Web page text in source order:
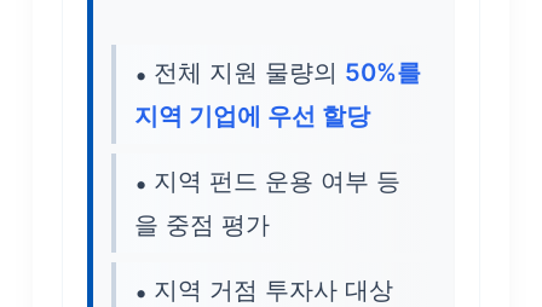
전체 지원 물량의 50%를
지역 기업에 우선 할당
지역 펀드 운용 여부 등
을 중점 평가
지역 거점 투자사 대상